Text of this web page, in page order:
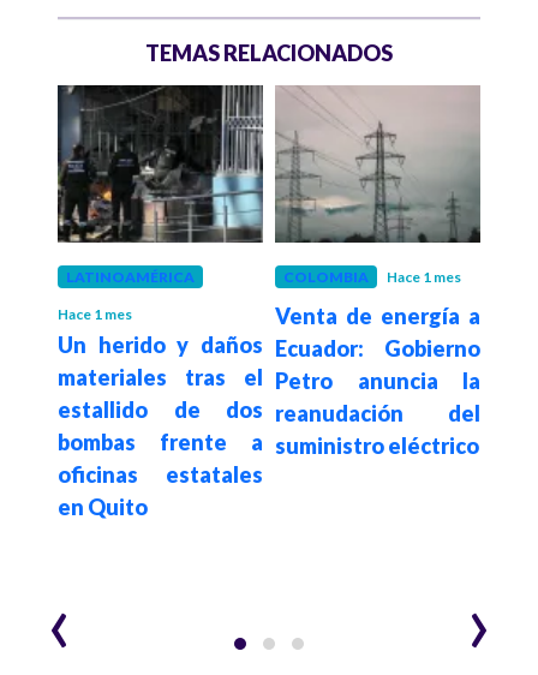
TEMAS RELACIONADOS
LATINOAMÉRICA
Hace 1 mes
Un herido y daños
materiales tras el
estallido de dos
bombas frente a
oficinas estatales
en Quito
COLOMBIA Hace 1 mes
Venta de energía a
Ecuador: Gobierno
Petro anuncia la
reanudación del
suministro eléctrico
‹ ›